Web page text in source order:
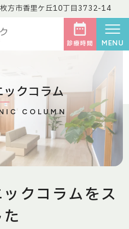
方市香里ケ丘10丁目3732-14
診療時間 MENU
クコラム
COLUMN
クコラムをス